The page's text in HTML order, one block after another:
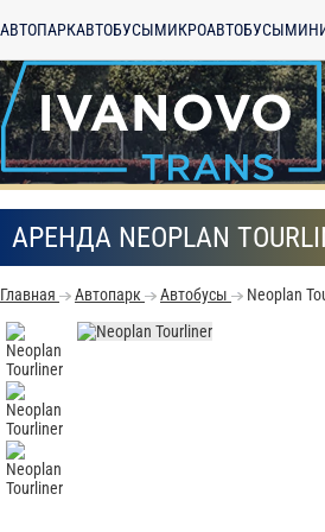
АВТОПАРКАВТОБУСЫМИКРОАВТОБУСЫ
АРЕНДА NEOPLAN
Главная Автопарк Автобусы Neoplan